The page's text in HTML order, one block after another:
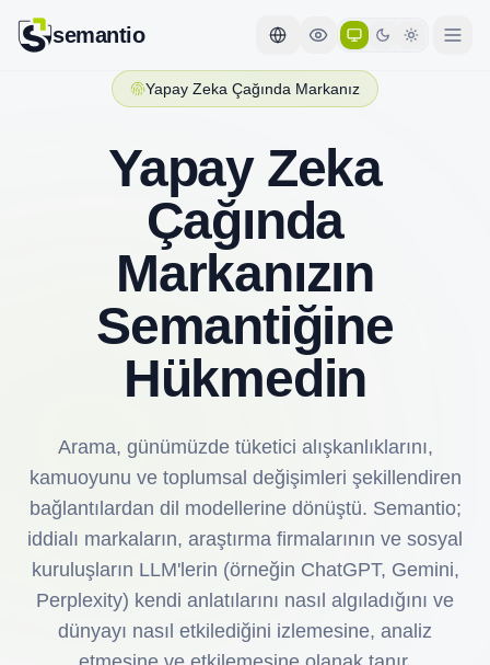
semantio
Yapay Zeka Çağında Markanız
Yapay Zeka
Çağında
Markanızın
Semantiğine
Hükmedin
Arama, günümüzde tüketici alışkanlıklarını,
kamuoyunu ve toplumsal değişimleri şekillendiren
bağlantılardan dil modellerine dönüştü. Semantio;
iddialı markaların, araştırma firmalarının ve sosyal
kuruluşların LLM'lerin (örneğin ChatGPT, Gemini,
Perplexity) kendi anlatılarını nasıl algıladığını ve
dünyayı nasıl etkilediğini izlemesine, analiz